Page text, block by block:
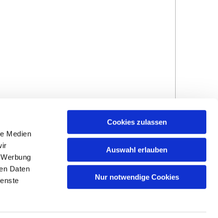
Medien
Daten
Cookies zulassen
Auswahl erlauben
Nur notwendige Cookies
Impressum und